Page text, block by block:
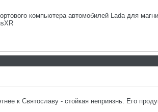
компьютера автомобилей Lada для
к Святославу - стойкая неприязнь. Его